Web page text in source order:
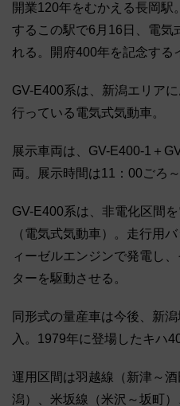
開業120年をむかえる長岡駅
するこの駅で6月16日、電気
れる。開府400年を記念する
GV-E400系は、新潟エリア
行っている電気式気動車。
展示車両は、GV-E400-1＋
両。展示時間は11：00ごろ
GV-E400系は、非電化区間
（電気式気動車）。走行用
ィーゼルエンジンで発電し
ターを駆動させる。
同形式の量産車は今後、新
入。1979年に登場したキハ
運用区間は羽越線（新津～
潟）、米坂線（米沢～坂町